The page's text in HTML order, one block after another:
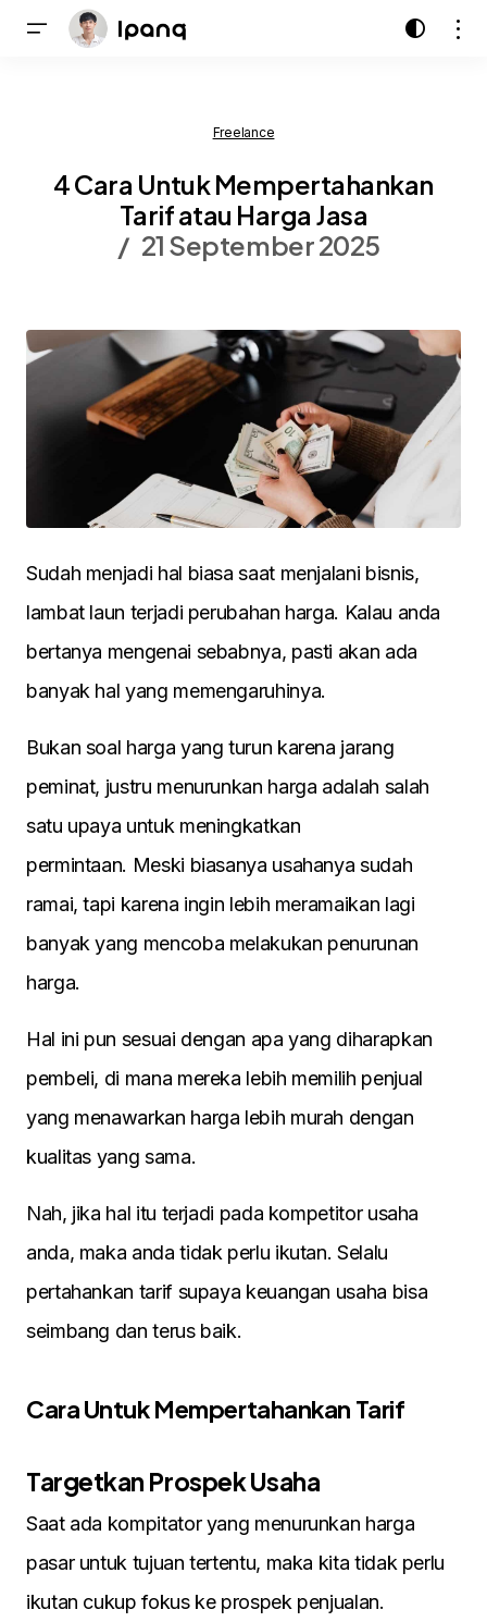
Freelance
4 Cara Untuk Mempertahankan
Tarif atau Harga Jasa
21 September 2025
Sudah menjadi hal biasa saat menjalani bisnis,
lambat laun terjadi perubahan harga. Kalau anda
bertanya mengenai sebabnya, pasti akan ada
banyak hal yang memengaruhinya.
Bukan soal harga yang turun karena jarang
peminat, justru menurunkan harga adalah salah
satu upaya untuk meningkatkan
permintaan. Meski biasanya usahanya sudah
ramai, tapi karena ingin lebih meramaikan lagi
banyak yang mencoba melakukan penurunan
harga.
Hal ini pun sesuai dengan apa yang diharapkan
pembeli, di mana mereka lebih memilih penjual
yang menawarkan harga lebih murah dengan
kualitas yang sama.
Nah, jika hal itu terjadi pada kompetitor usaha
anda, maka anda tidak perlu ikutan. Selalu
pertahankan tarif supaya keuangan usaha bisa
seimbang dan terus baik.
Cara Untuk Mempertahankan Tarif
Targetkan Prospek Usaha
Saat ada kompitator yang menurunkan harga
pasar untuk tujuan tertentu, maka kita tidak perlu
ikutan cukup fokus ke prospek penjualan.